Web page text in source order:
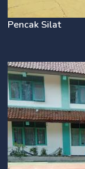
Pencak Silat